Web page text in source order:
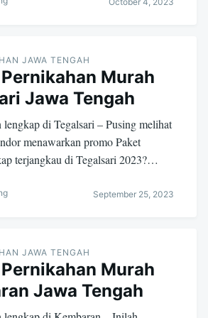
JAWA TENGAH
Murah
Jawa Tengah
lengkap di Tegalsari – Pusing melihat
menawarkan promo Paket
terjangkau di Tegalsari 2023?…
September 25, 2023
JAWA TENGAH
Murah
Jawa Tengah